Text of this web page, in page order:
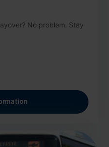
No problem. Stay